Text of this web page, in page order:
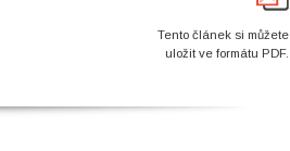
Tento článek si můžete
uložit ve formátu PDF.